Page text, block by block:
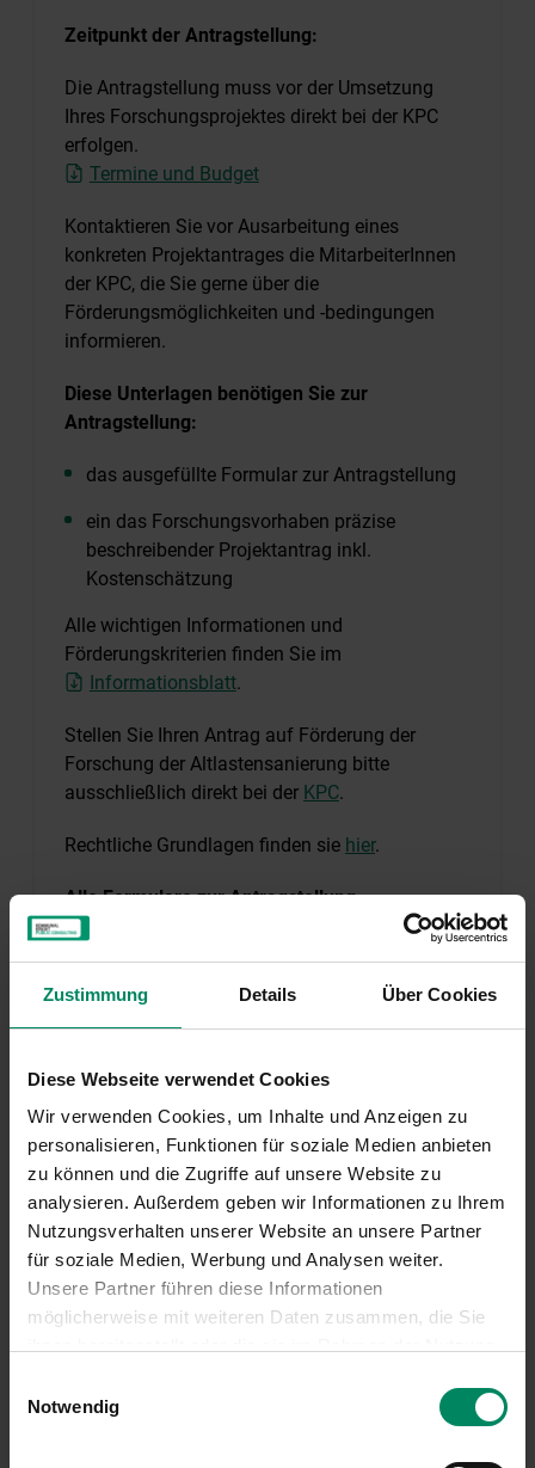
Zustimmung Details Über Cookies
Diese Webseite verwendet Cookies
Wir verwenden Cookies, um Inhalte und Anzeigen zu
personalisieren, Funktionen für soziale Medien anbieten
zu können und die Zugriffe auf unsere Website zu
analysieren. Außerdem geben wir Informationen zu Ihrem
Nutzungsverhalten unserer Website an unsere Partner
für soziale Medien, Werbung und Analysen weiter.
Unsere Partner führen diese Informationen
möglicherweise mit weiteren Daten zusammen, die Sie
Notwendig
Zeitpunkt der Antragstellung:
Die Antragstellung muss vor der Umsetzung
Ihres Forschungsprojektes direkt bei der KPC
erfolgen.
Termine und Budget
Kontaktieren Sie vor Ausarbeitung eines
konkreten Projektantrages die MitarbeiterInnen
der KPC, die Sie gerne über die
Förderungsmöglichkeiten und -bedingungen
informieren.
Diese Unterlagen benötigen Sie zur
Antragstellung:
das ausgefüllte Formular zur Antragstellung
ein das Forschungsvorhaben präzise
beschreibender Projektantrag inkl.
Kostenschätzung
Alle wichtigen Informationen und
Förderungskriterien finden Sie im
Informationsblatt.
Stellen Sie Ihren Antrag auf Förderung der
Forschung der Altlastensanierung bitte
ausschließlich direkt bei der KPC.
Rechtliche Grundlagen finden sie hier.
Alle Formulare zur Antragstellung
Weitere Informationen zur Antragstellung
Informationsblatt zur Antragstellung
Forschungsschwerpunkte